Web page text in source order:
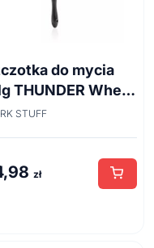
do mycia
THUNDER Wheel
45cm
STUFF
zł